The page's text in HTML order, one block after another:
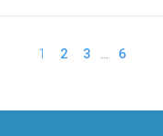
1 2 3 … 6